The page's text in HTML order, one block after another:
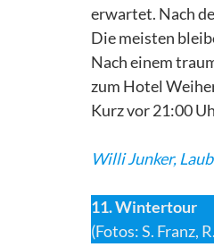
erwartet. Nach
Die meisten
Nach einem
zum Hotel
Kurz vor 21:00
Willi Junker,
11. Wintertour
(Fotos: S. Franz,